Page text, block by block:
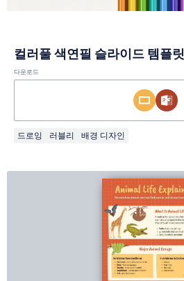
컬러풀 색연필 슬라이드 템플릿
다운로드
드로잉 러블리 배경 디자인